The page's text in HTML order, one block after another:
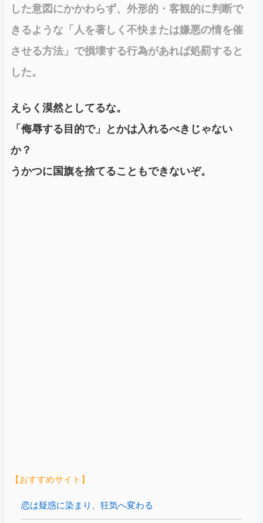
した意図にかかわらず、外形的・客観的に判断で
きるような「人を著しく不快または嫌悪の情を催
させる方法」で損壊する行為があれば処罰すると
した。
えらく漠然としてるな。
「侮辱する目的で」とかは入れるべきじゃない
か？
うかつに国旗を捨てることもできないぞ。
【おすすめサイト】
恋は疑惑に染まり、狂気へ変わる